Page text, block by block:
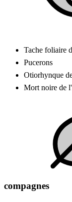
Tache foliaire
Pucerons
Otiorhynque
Mort noire de
compagnes